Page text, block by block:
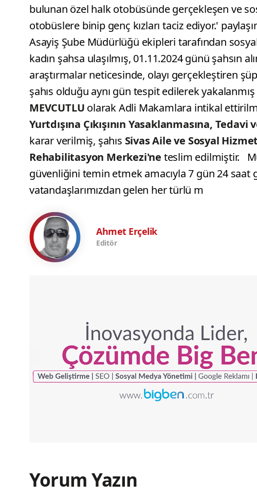
bulunan özel halk otobüsünde gerçekleşen ve
otobüslere binip genç kızları taciz ediyor.'
Asayiş Şube Müdürlüğü ekipleri tarafından
kadın şahsa ulaşılmış, 01.11.2024 günü şahsın
araştırmalar neticesinde, olayı gerçekleştiren
şahıs olduğu aynı gün tespit edilerek
MEVCUTLU olarak Adli Makamlara intikal
Yurtdışına Çıkışının Yasaklanmasına,
karar verilmiş, şahıs Sivas Aile ve Sosyal
Rehabilitasyon Merkezi'ne teslim edilmiştir.
güvenliğini temin etmek amacıyla 7 gün 24 saat
vatandaşlarımızdan gelen her türlü m
Ahmet Erçelik
Editör
Yorum Yazın